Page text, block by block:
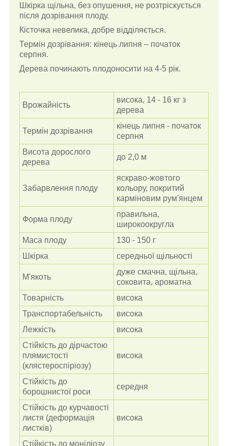
Шкірка щільна, без опушення, не розтріскується
після дозрівання плоду.
Кісточка невелика, добре відділяється.
Термін дозрівання: кінець липня – початок
серпня.
Дерева починають плодоносити на 4-5 рік.
Врожайність
висока, 14 - 16 кг з
дерева
Термін дозрівання
кінець липня - початок
серпня
Висота дорослого
дерева
до 2,0 м
Забарвлення плоду
яскраво-жовтого
кольору, покритий
карміновим рум'янцем
Форма плоду
правильна,
широкоокругла
Маса плоду
130 - 150 г
Шкірка
середньої щільності
М'якоть
дуже смачна, щільна,
соковита, ароматна
Товарність
висока
Транспортабельність
висока
Лежкість
висока
Стійкість до дірчастою
плямистості
(клястероспіріозу)
висока
Стійкість до
борошнистої роси
середня
Стійкість до курчавості
листя (деформація
листків)
висока
Стійкість до моніліозу